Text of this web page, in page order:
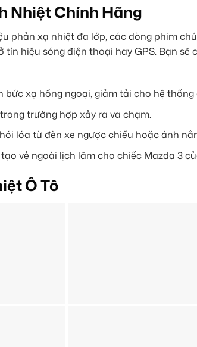
Nhiệt Chính Hãng
phản xạ nhiệt đa lớp, các dòng phim
hiệu sóng điện thoại hay GPS. Bạn sẽ
bức xạ hồng ngoại, giảm tải cho hệ thống
trường hợp xảy ra va chạm.
lóa từ đèn xe ngược chiều hoặc ánh
vẻ ngoài lịch lãm cho chiếc Mazda 3
Ô Tô